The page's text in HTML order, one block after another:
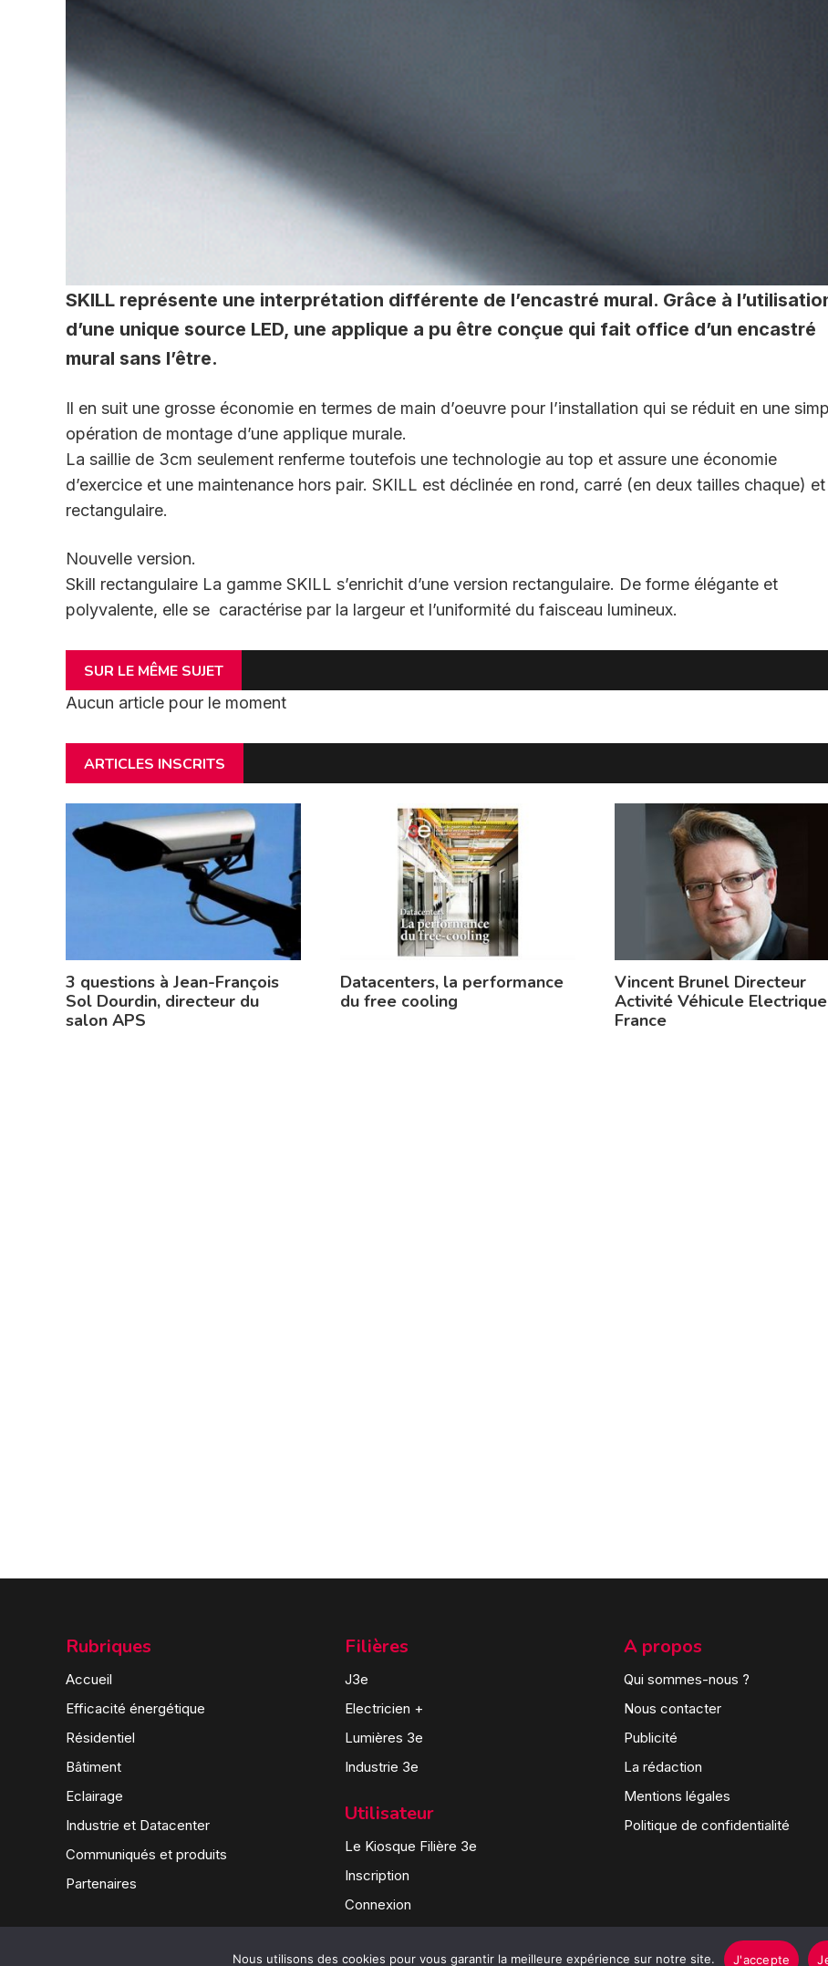
SKILL représente une interprétation différente de l’encastré mural. Grâce à
d’une unique source LED, une applique a pu être conçue qui fait office d’un encastré
mural sans l’être.
Il en suit une grosse économie en termes de main d’oeuvre pour l’installation qui se réduit en une
opération de montage d’une applique murale.
La saillie de 3cm seulement renferme toutefois une technologie au top et assure une économie
d’exercice et une maintenance hors pair. SKILL est déclinée en rond, carré (en deux tailles chaque) et
rectangulaire.
Nouvelle version.
Skill rectangulaire La gamme SKILL s’enrichit d’une version rectangulaire. De forme élégante et
polyvalente, elle se caractérise par la largeur et l’uniformité du faisceau lumineux.
SUR LE MÊME SUJET
Aucun article pour le moment
ARTICLES INSCRITS
3 questions à Jean-François
Sol Dourdin, directeur du
salon APS
Datacenters, la performance
du free cooling
Vincent Brunel Directeur
Activité Véhicule Electrique
France
Rubriques
Accueil
Efficacité énergétique
Résidentiel
Bâtiment
Eclairage
Industrie et Datacenter
Communiqués et produits
Partenaires
Filières
J3e
Electricien +
Lumières 3e
Industrie 3e
Utilisateur
Le Kiosque Filière 3e
Inscription
Connexion
A propos
Qui sommes-nous ?
Nous contacter
Publicité
La rédaction
Mentions légales
Politique de confidentialité
Nous utilisons des cookies pour vous garantir la meilleure expérience sur notre site. J'accepte